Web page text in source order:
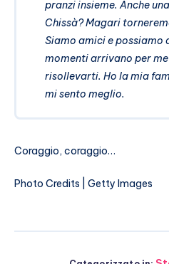
pranzi insieme. Anche
Chissà? Magari
Siamo amici e possiamo
momenti arrivano per
risollevarti. Ho la mia
mi sento meglio.
Coraggio, coraggio…
Photo Credits | Getty Images